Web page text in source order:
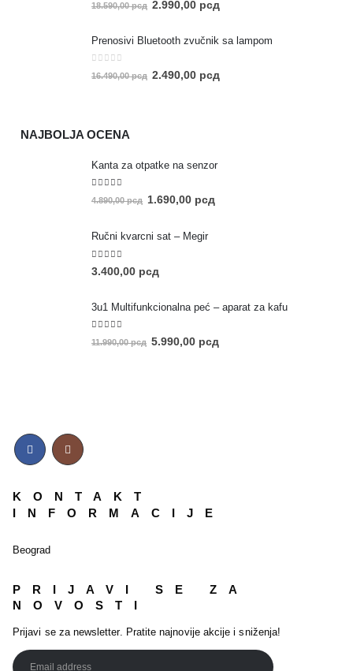
18.590,00рсд 2.990,00 рсд
Prenosivi Bluetooth zvučnik sa lampom
0out of 5
16.490,00рсд 2.490,00 рсд
NAJBOLJA OCENA
Kanta za otpatke na senzor
5.00out of 5
4.890,00рсд 1.690,00 рсд
Ručni kvarcni sat – Megir
5.00out of 5
3.400,00 рсд
3u1 Multifunkcionalna peć – aparat za kafu
5.00out of 5
11.990,00рсд 5.990,00 рсд
KONTAKT
INFORMACIJE
Beograd
PRIJAVI SE ZA
NOVOSTI
Prijavi se za newsletter. Pratite najnovije akcije i sniženja!